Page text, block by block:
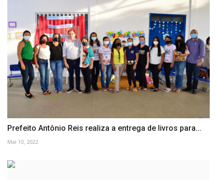
Prefeito Antônio Reis realiza a entrega de livros para...
Mai 10, 2022